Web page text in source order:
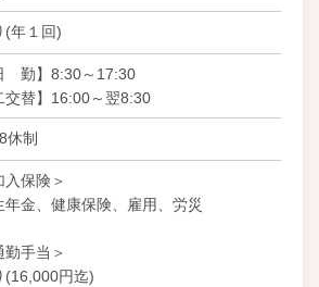
(年１回)
勤】8:30～17:30
交替】16:00～翌8:30
休制
入保険＞
年金、健康保険、雇用、労災
勤手当＞
(16,000円迄)